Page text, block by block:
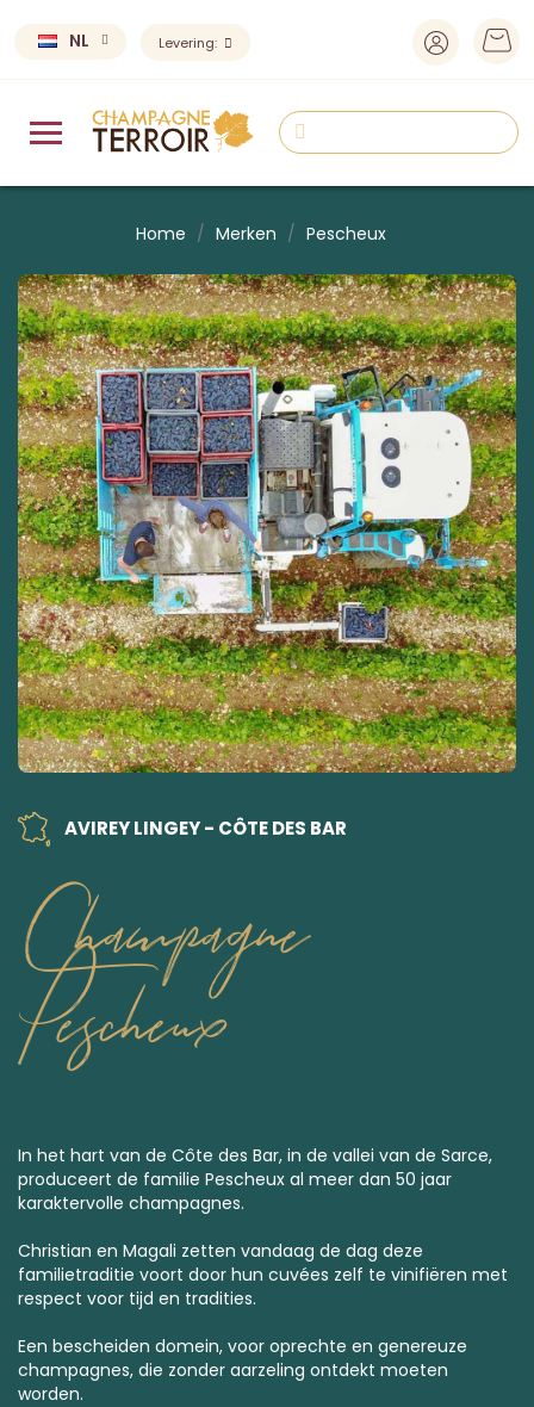
NL Levering:
Home Merken Pescheux
AVIREY LINGEY - CÔTE DES BAR
Champagne
Pescheux
In het hart van de Côte des Bar, in de vallei van de Sarce,
produceert de familie Pescheux al meer dan 50 jaar
karaktervolle champagnes.
Christian en Magali zetten vandaag de dag deze
familietraditie voort door hun cuvées zelf te vinifiëren met
respect voor tijd en tradities.
Een bescheiden domein, voor oprechte en genereuze
champagnes, die zonder aarzeling ontdekt moeten
worden.